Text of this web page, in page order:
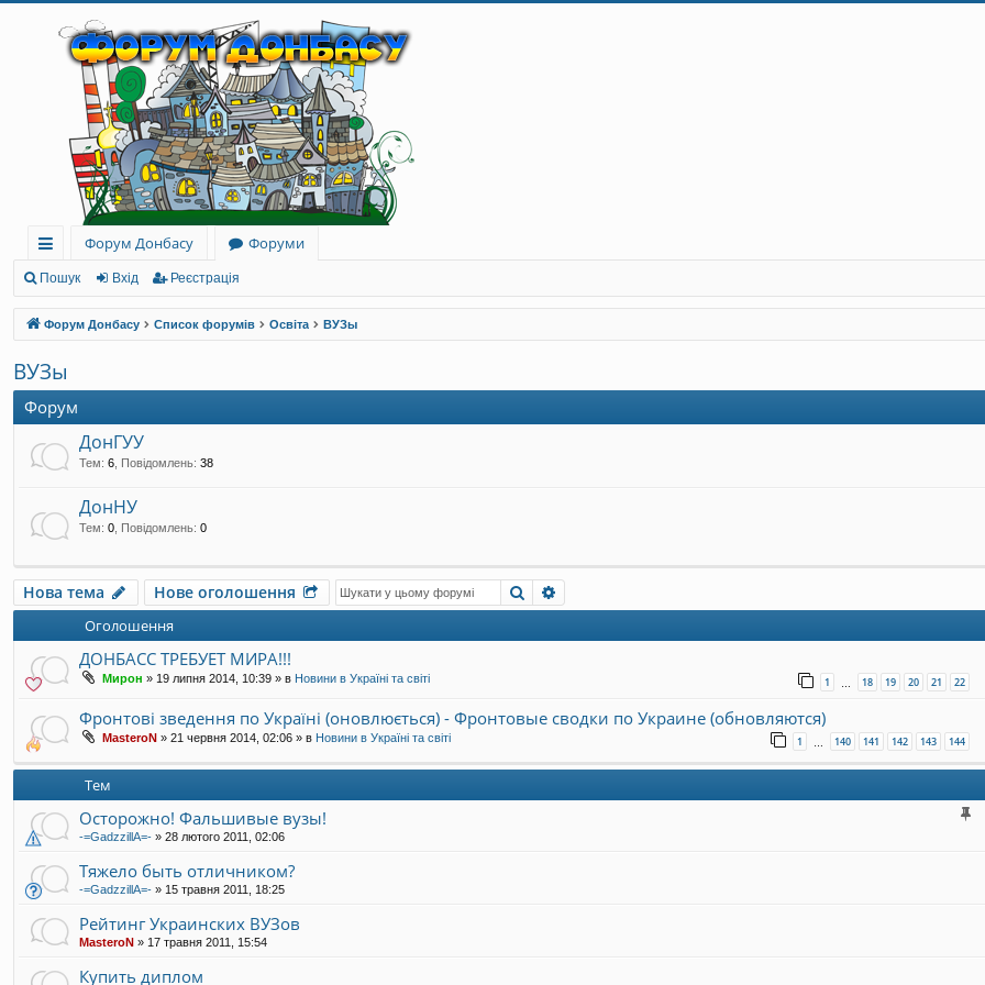
ви
дк
и
й
до
ст
Форум Донбасу
Форуми
Пошук Вхід Реєстрація
Форум Донбасу Список форумів Освіта ВУЗы
ВУЗы
Форум
ДонГУУ
Тем: 6 Повідомлень: 38
ДонНУ
Тем: 0 Повідомлень: 0
Нова тема Нове оголошення Пошук
Оголошення
ДОНБАСС ТРЕБУЕТ МИРА!!!
Мирон » 19 липня 2014, 10:39 » в Новини в Україні та світі 1 … 18 19 20 21 22
Фронтові зведення по Україні (оновлюється) - Фронтовые сводки по Украине (обновляются)
MasteroN » 21 червня 2014, 02:06 » в Новини в Україні та світі 1 … 140 141 142 143 144
Тем
Осторожно! Фальшивые вузы!
-=GadzzillA=- » 28 лютого 2011, 02:06
Тяжело быть отличником?
-=GadzzillA=- » 15 травня 2011, 18:25
Рейтинг Украинских ВУЗов
MasteroN » 17 травня 2011, 15:54
Купить диплом